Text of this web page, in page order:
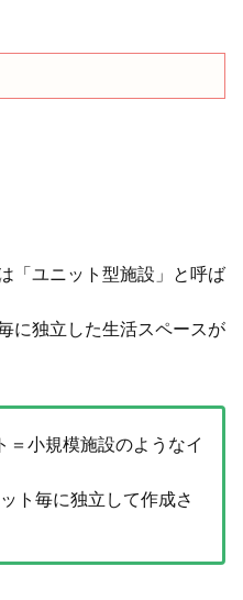
「ユニット型施設」と呼ば
に独立した生活スペースが
＝小規模施設のようなイ
ト毎に独立して作成さ